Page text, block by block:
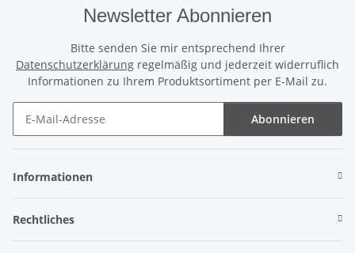
Newsletter Abonnieren
Bitte senden Sie mir entsprechend Ihrer
Datenschutzerklärung regelmäßig und jederzeit widerruflich
Informationen zu Ihrem Produktsortiment per E-Mail zu.
Abonnieren
Informationen
Rechtliches